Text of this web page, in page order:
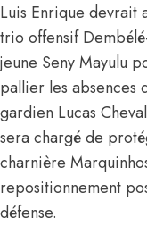
Luis Enrique devrait
trio offensif
jeune Seny Mayulu
pallier les absences
gardien Lucas
sera chargé de
charnière
repositionnement
défense.